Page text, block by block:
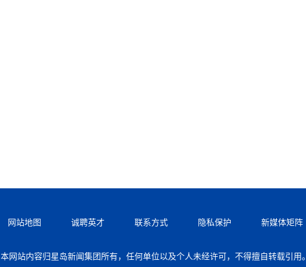
网站地图 诚聘英才 联系方式 隐私保护 新媒体矩阵
本网站内容归星岛新闻集团所有，任何单位以及个人未经许可，不得擅自转载引用。